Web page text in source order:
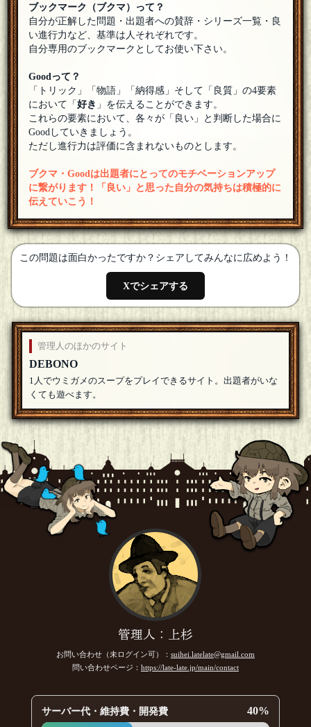
黒井由紀
甘木さん、呼びかけに応えてくださりありがとうございま
す！ [18年07月13日 23:17]
甘木[☆スタンプ絵師]
のどこかでだけ、という意味ですか？」質問賛成ですー。
年07月13日 23:13]
甘木[☆スタンプ絵師]
参加ですー、凸コットンさんの５００円硬貨結構説得力あり
ますね。
[18年07月13日 23:12]
黒井由紀
という場合と、「日本製・日本産でだけ」という場合が考え
られるのですね。「問題文後半の「日本だけ」とは、日本国内全域
または国内のどこかでだけ、という意味ですか？」を提案します。
[18年07月10日 18:05]
折鶴聖人
参加します。[18年07月09日 18:03]
凸コットン
参加します。用知識をトリビアと解釈して考えて。日本だけ
のすごい所として５００円硬貨を傾けると日本って文字が見
えるとかありますよね。[18年07月08日 09:06]
黒井由紀
問題文中の「出る」の言い換えを探っていきたいです。「生
息」「発生」「表出」などを思いつきましたが……
[18年07月
07日 23:19]
参加させていただきます [18年07月02日 07:35]
まんが大好き
了解です[18年07月01日 19:46]
「太陽は関係ありますか？」で質問してみます [編集済] [18年
07月01日 11:32]
まんが大好き
ハルキさんの説を支持します、また来られたら質問お願いし
ます[18年07月01日 09:48]
まんが大好き
なるほど、確かに国旗を想像すると日本以外で初日の出を再
現出来る所は無いわけですし、言われてみると問題文の前の
方の日本は国旗の事のように思えてきますね
富士さんに初日の出 日本を代表する山と日の丸印の日の
[18年06月30日 20:53]
まんが大好き
06月29日 17:57]
まんが大好き
ブックマーク（ブクマ）って？
自分が正解した問題・出題者への賛辞・シリーズ一覧・良
い進行力など、基準は人それぞれです。
自分専用のブックマークとしてお使い下さい。
Goodって？
「トリック」「物語」「納得感」そして「良質」の4要素
において「好き 」を伝えることができます。
これらの要素において、各々が「良い」と判断した場合に
Goodしていきましょう。
ただし進行力は評価に含まれないものとします。
ブクマ・Goodは出題者にとってのモチベーションアップ
に繋がります！「良い」と思った自分の気持ちは積極的に
伝えていこう！
この問題は面白かったですか？シェアしてみんなに広めよう！
Xでシェアする
管理人のほかのサイト
DEBONO
1人でウミガメのスープをプレイできるサイト。出題者がいな
くても遊べます。
管理人：上杉
お問い合わせ（未ログイン可）： suihei.latelate@gmail.com
問い合わせページ： https://late-late.jp/main/contact
サーバー代・維持費・開発費 40%